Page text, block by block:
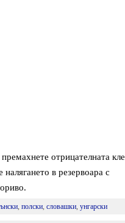
отрицателната
в резервоара с
, полски, словашки, унгарски